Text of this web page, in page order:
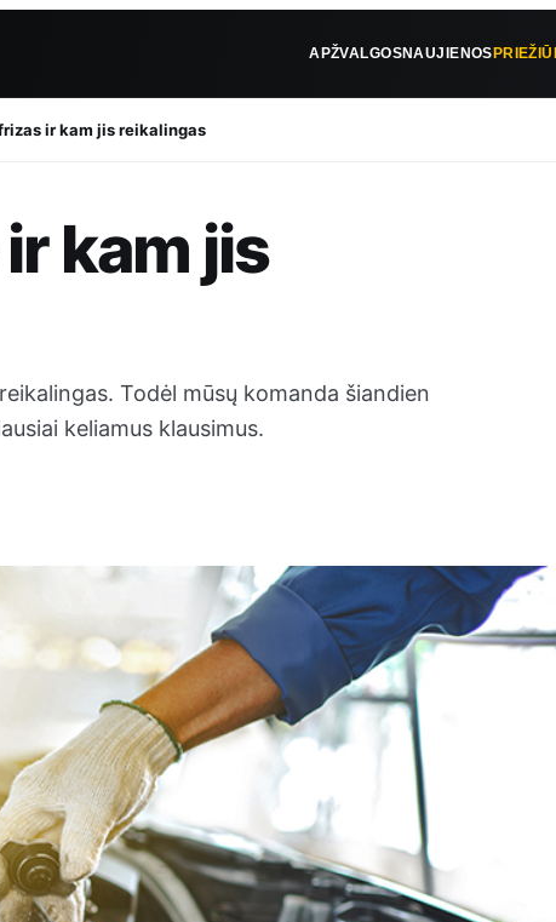
APŽVALGOSNAUJIENOS
ir kam jis reikalingas
kam jis
Todėl mūsų komanda šiandien
keliamus klausimus.